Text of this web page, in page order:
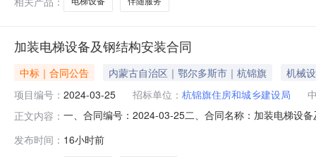
加装电梯设备及钢结构安装合同
中标｜合同公告 内蒙古自治区｜鄂尔多斯市｜杭锦旗
机械
项目编号： 2024-03-25 招标单位： 杭锦旗住房和城乡建设局
正文内容： 一、合同编号：2024-03-25二、合同名称：加装电梯设
区14号楼404号房联系方式：15048761188六、合同主
发布时间： 16小时前